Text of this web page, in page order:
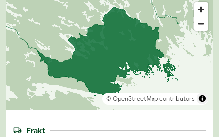
© OpenStreetMap contributors
Frakt